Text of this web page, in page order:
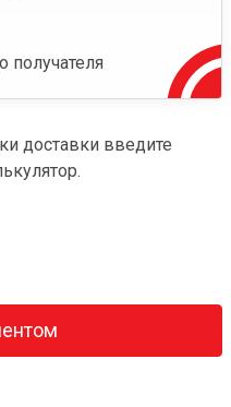
получателя
доставки введите